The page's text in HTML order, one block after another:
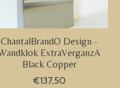
ChantalBrandO Design -
ExtraVerganzA
Black Copper
€137,50